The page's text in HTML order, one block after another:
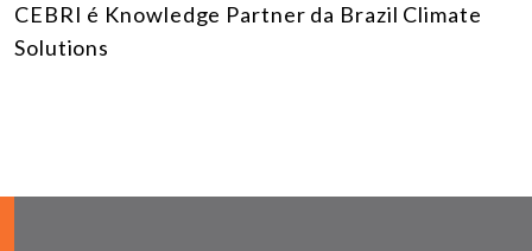
CEBRI é Knowledge Partner da Brazil Climate
Solutions